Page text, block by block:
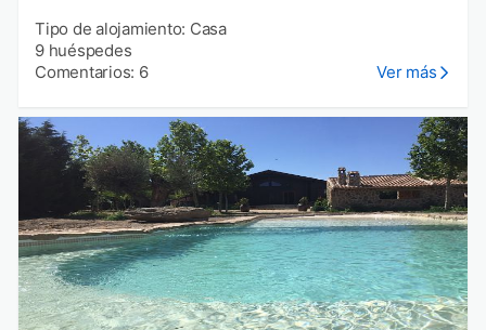
Tipo de alojamiento: Casa
9 huéspedes
Comentarios: 6
Ver más